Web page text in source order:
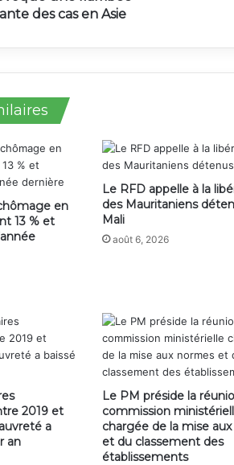
des cas en Asie
en
13 % et
Le RFD appelle à la
des Mauritaniens
Mali
août 6, 2026
2019 et
a
an
Le PM préside la
commission
chargée de la mise
et du classement des
établissements